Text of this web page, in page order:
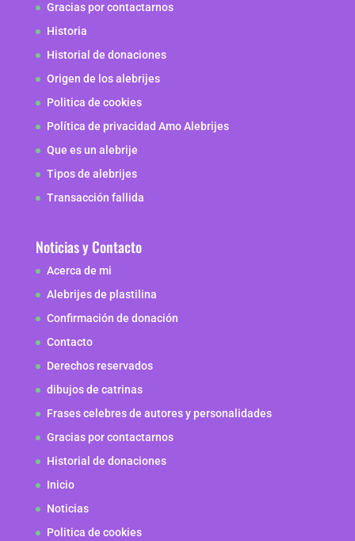
Gracias por contactarnos
Historia
Historial de donaciones
Origen de los alebrijes
Politica de cookies
Política de privacidad Amo Alebrijes
Que es un alebrije
Tipos de alebrijes
Transacción fallida
Noticias y Contacto
Acerca de mi
Alebrijes de plastilina
Confirmación de donación
Contacto
Derechos reservados
dibujos de catrinas
Frases celebres de autores y personalidades
Gracias por contactarnos
Historial de donaciones
Inicio
Noticias
Politica de cookies